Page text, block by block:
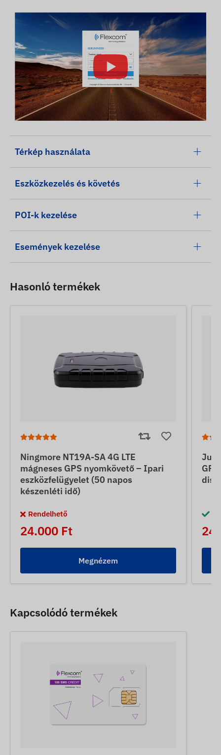
Térkép használata
Eszközkezelés és követés
POI-k kezelése
Események kezelése
Hasonló termékek
Ningmore NT19A-SA 4G LTE
mágneses GPS nyomkövető – Ipari
eszközfelügyelet (50 napos
készenléti idő)
Rendelhető
24.000 Ft
Megnézem
Kapcsolódó termékek